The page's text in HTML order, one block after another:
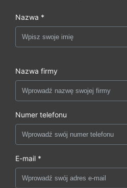
Nazwa *
Nazwa firmy
Numer telefonu
E-mail *